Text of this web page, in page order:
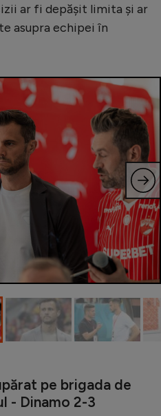
ar fi depășit limita și ar
asupra echipei în
pe brigada de
- Dinamo 2-3